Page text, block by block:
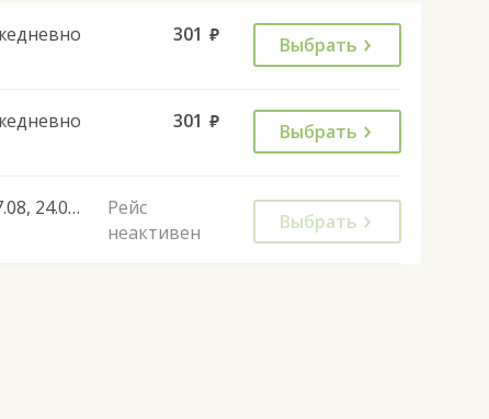
301 руб. Выбрать
301 руб. Выбрать
17.08, 24.08, 07.09
Рейс
неактивен
Выбрать